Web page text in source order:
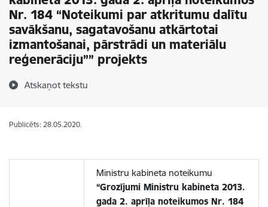
Nr. 184 “Noteikumi par atkritumu dalītu
savākšanu, sagatavošanu atkārtotai
izmantošanai, pārstrādi un materiālu
reģenerāciju”” projekts
Atskaņot tekstu
Publicēts: 28.05.2020.
Ministru kabineta noteikumu
“Grozījumi Ministru kabineta 2013.
gada 2. aprīļa noteikumos Nr. 184